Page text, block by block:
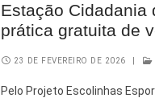
Estação Cidadania
prática gratuita de
23 DE FEVEREIRO DE 2026
Pelo Projeto Escolinhas